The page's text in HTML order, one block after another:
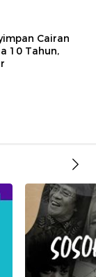
Cairan
10 Tahun,